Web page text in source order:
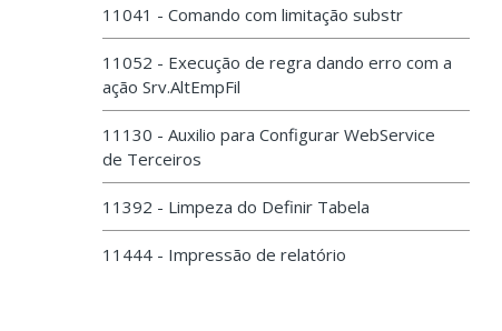
11041 - Comando com limitação substr
11052 - Execução de regra dando erro com a
ação Srv.AltEmpFil
11130 - Auxilio para Configurar WebService
de Terceiros
11392 - Limpeza do Definir Tabela
11444 - Impressão de relatório